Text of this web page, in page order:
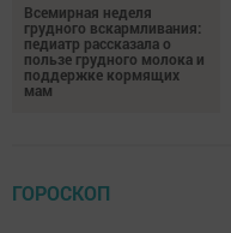
Всемирная неделя
грудного вскармливания:
педиатр рассказала о
пользе грудного молока и
поддержке кормящих
мам
ГОРОСКОП